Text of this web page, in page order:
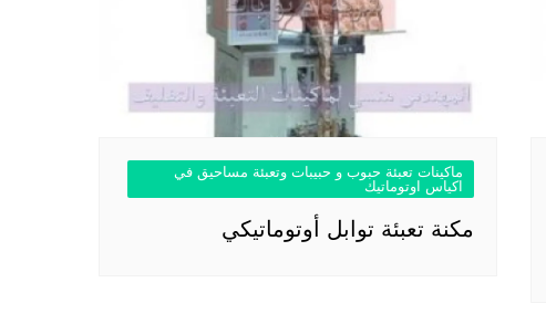
ماكينات تعبئة حبوب و حبيبات وتعبئة مساحيق في
اكياس اوتوماتيك
مكنة تعبئة توابل أوتوماتيكي